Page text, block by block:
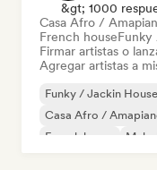
&gt; 1000
Casa Afro /
French houseFunky
Firmar artistas o
Agregar artistas a
Funky / Jackin House
Casa Afro /
French house